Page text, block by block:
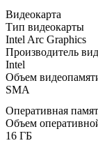
Видеокарта
Тип видеокарты
Intel Arc Graphics
Производитель
Intel
Объем
SMA
Оперативная
Объем
16 ГБ